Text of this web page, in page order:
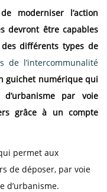
moderniser l’action
devront être capables
différents types de
de l’intercommunalité
guichet numérique qui
par voie
grâce à un compte
permet aux
de déposer, par voie
d’urbanisme.